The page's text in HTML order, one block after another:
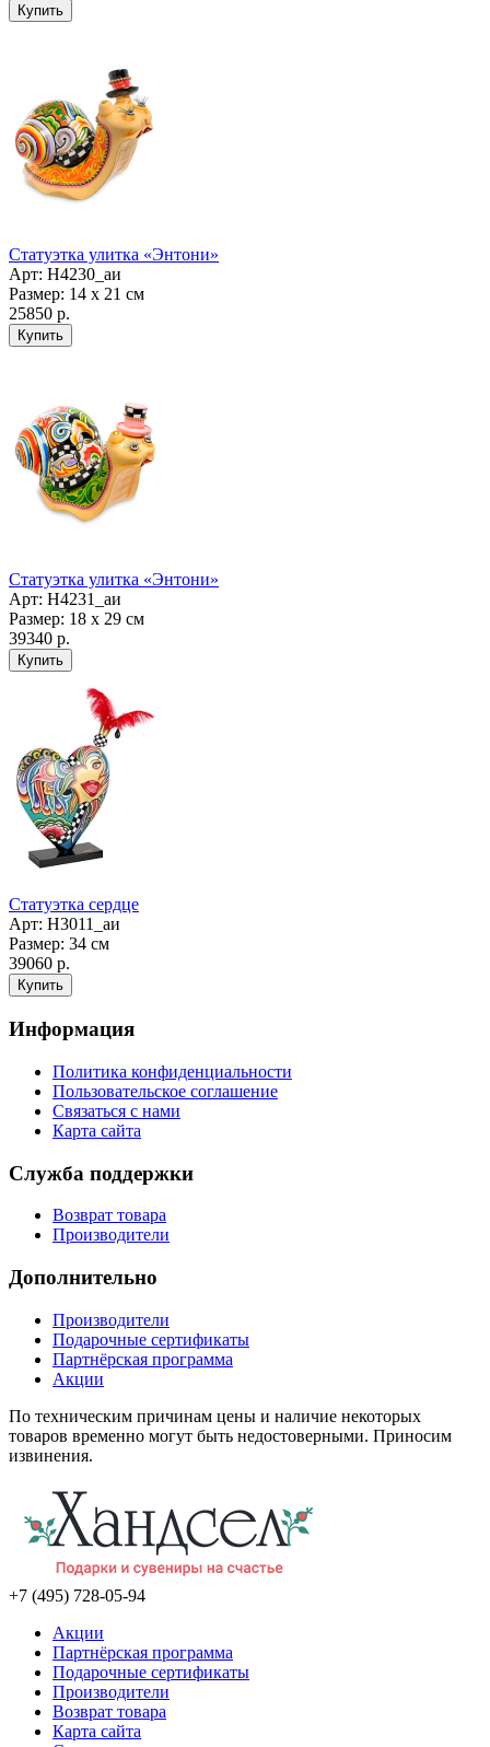
Статуэтка улитка «Энтони»
Арт: Н4230_аи
Размер: 14 х 21 см
25850 р.
Статуэтка улитка «Энтони»
Арт: Н4231_аи
Размер: 18 х 29 см
39340 р.
Статуэтка сердце
Арт: Н3011_аи
Размер: 34 см
39060 р.
Информация
Политика конфиденциальности
Пользовательское соглашение
Связаться с нами
Карта сайта
Служба поддержки
Возврат товара
Производители
Дополнительно
Производители
Подарочные сертификаты
Партнёрская программа
Акции
По техническим причинам цены и наличие некоторых
товаров временно могут быть недостоверными. Приносим
извинения.
+7 (495) 728-05-94
Акции
Партнёрская программа
Подарочные сертификаты
Производители
Возврат товара
Карта сайта